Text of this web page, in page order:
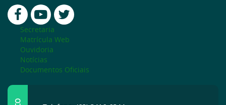
Secretaria
Matrícula Web
Ouvidoria
Notícias
Documentos Oficiais